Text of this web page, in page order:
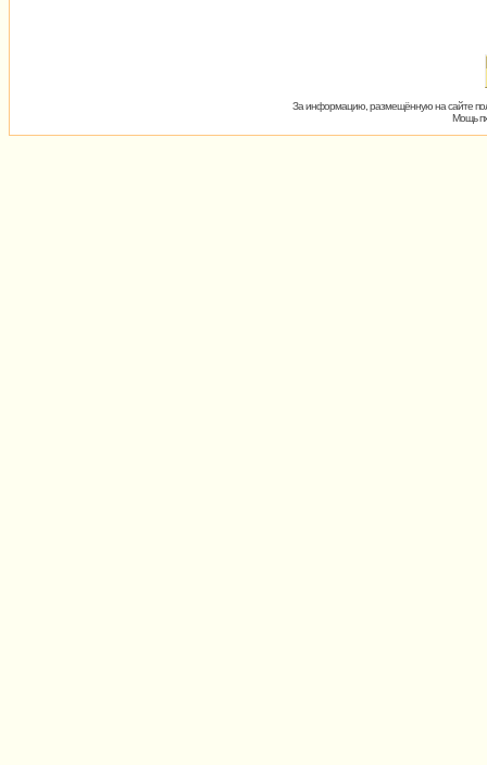
За информацию, размещённую на сайте
Мощь